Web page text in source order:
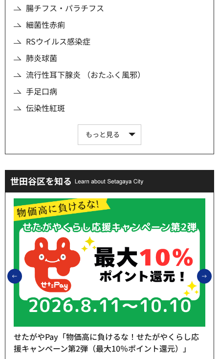
腸チフス・パラチフス
細菌性赤痢
RSウイルス感染症
肺炎球菌
流行性耳下腺炎 （おたふく風邪）
手足口病
伝染性紅斑
もっと見る
世田谷区を知る
前のスライドを表示
せたがやPay「物価高に負けるな！せたがやくらし応
援キャンペーン第2弾（最大10％ポイント還元）」